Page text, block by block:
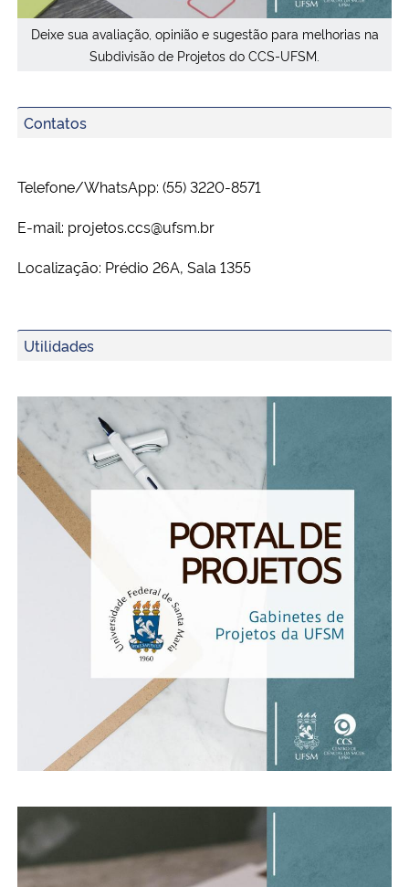
Deixe sua avaliação, opinião e sugestão para melhorias na
Subdivisão de Projetos do CCS-UFSM.
Contatos
Telefone/WhatsApp: (55) 3220-8571
E-mail: projetos.ccs@ufsm.br
Localização: Prédio 26A, Sala 1355
Utilidades